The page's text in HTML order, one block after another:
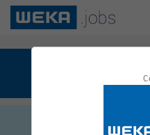
weka.jobs, le